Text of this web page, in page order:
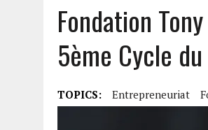
6 AOÛT 2026
CÔTE D’IVOIRE-UE : 1
Fondation
5ème Cycle
TOPICS: Entrepreneuriat